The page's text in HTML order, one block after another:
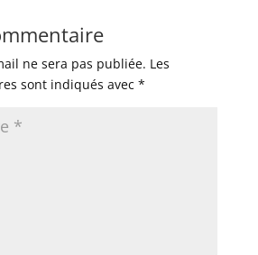
ne sera pas publiée. Les
sont indiqués avec *